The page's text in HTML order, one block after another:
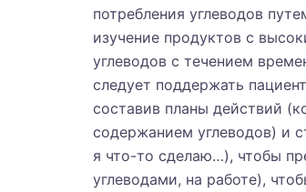
потребления углеводов
изучение продуктов с
углеводов с течением
следует поддержать
составив планы действий
содержанием углеводов) и
я что-то сделаю…), чтобы
углеводами, на работе),